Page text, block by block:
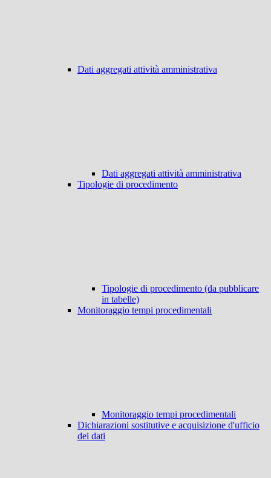
Dati aggregati attività amministrativa
Dati aggregati attività amministrativa
Tipologie di procedimento
Tipologie di procedimento (da pubblicare
in tabelle)
Monitoraggio tempi procedimentali
Monitoraggio tempi procedimentali
Dichiarazioni sostitutive e acquisizione d'ufficio
dei dati